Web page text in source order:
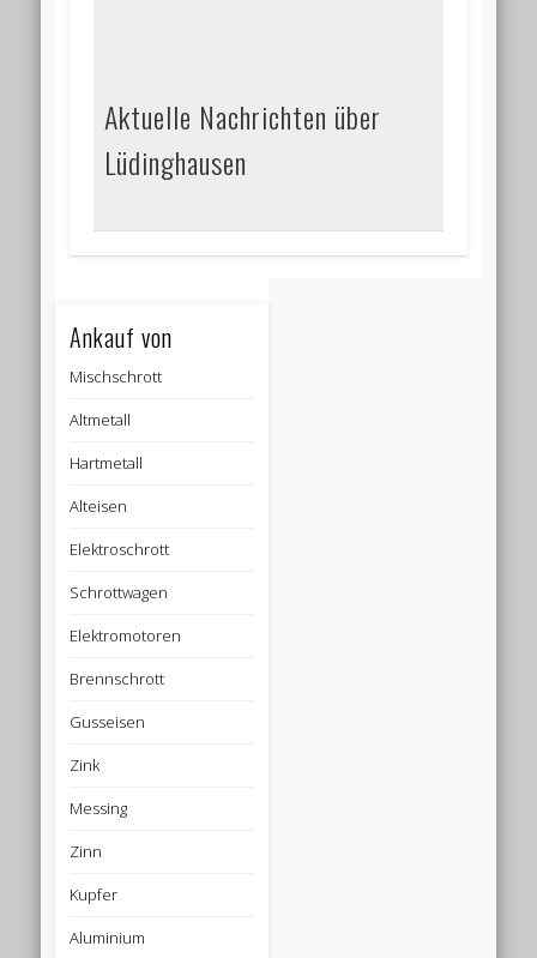
Aktuelle Nachrichten über
Lüdinghausen
Ankauf von
Mischschrott
Altmetall
Hartmetall
Alteisen
Elektroschrott
Schrottwagen
Elektromotoren
Brennschrott
Gusseisen
Zink
Messing
Zinn
Kupfer
Aluminium